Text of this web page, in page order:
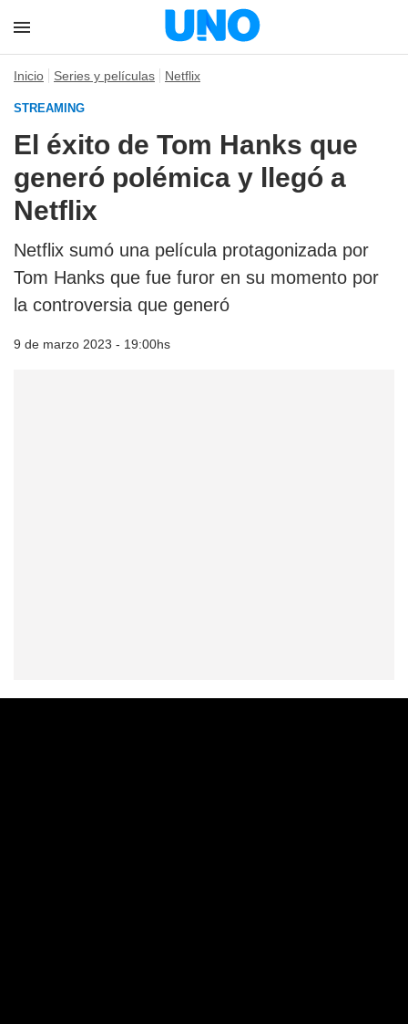
Inicio Series y películas Netflix
STREAMING
El éxito de Tom Hanks que
generó polémica y llegó a
Netflix
Netflix sumó una película protagonizada por
Tom Hanks que fue furor en su momento por
la controversia que generó
9 de marzo 2023 - 19:00hs